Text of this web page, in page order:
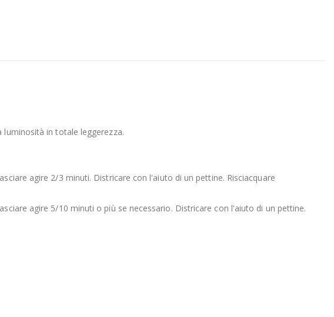
in totale leggerezza.
agire 2/3 minuti. Districare con l'aiuto di un pettine. Risciacquare
agire 5/10 minuti o più se necessario. Districare con l'aiuto di un pettine.